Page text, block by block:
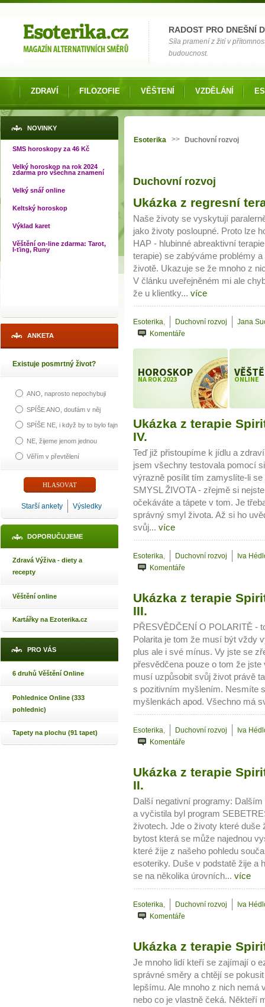
RADOST PRO DNEŠNÍ
Síla pramení z žití v
budoucnost.
ZDRAVÍ FILOZOFIE VĚŠTENÍ VZDĚLÁNÍ
NOVINKY
SMS horoskopy za 46 Kč
Velký horoskop na rok 2024
zdarma pro všechna znamení
Velký snář online
Keltský horoskop
Výklad karet
Věštění on-line zdarma: Tarot,
I-ťing, Runy
ANKETA
Existuje posmrtný život?
ANO, naprosto nepochybuji
SPÍŠE ANO, doufám v něj
SPÍŠE NE, i když by to bylo fajn
NE, žijeme jenom jednou
Věřím v převtělení
Starší ankety Výsledky
DOPORUČUJEME
Zdravá Výživa - diety a
recepty
Věštění online
Kartářky na Ezoterika.cz
PRO VÁS
6 druhů Věštění Online
Pohlednice Online (333
pohlednic)
Tapety na plochu (91 tapet)
Esoterika >> Duchovní rozvoj
Duchovní rozvoj
Ukázka z regresní
Naše životy se vyskytují
jako životy posloupné. Proto lze
HAP - hlubinné abreaktivní
terapie) se zabýváme problémy
životě. Ukazuje se že mnoho z
V článku uveřejněném mi ale
že u klientky... více
Esoterika, Duchovní rozvoj
Jana
Komentáře
HOROSKOP
NA ROK 2023 ONLINE
Ukázka z terapie
IV.
Teď již přistoupíme k jídlu a
jsem všechny testovala pomocí
výrazně posílit tím zamyslíte-li
SMYSL ŽIVOTA - zřejmě si
očekáváte a tápete v tom. Je
správný smyl života. Až si ho
svůj... více
Esoterika, Duchovní rozvoj
Iva
Komentáře
Ukázka z terapie
III.
PŘESVĚDČENÍ O POLARITĚ -
Polarita je tom že musí být vždy
plus ale i své mínus. Vy jste se
přesvědčena pouze o tom že
musí uzpůsobit svůj život právě
s pozitivním myšlením. Nesmíte
myšlenkách apod. Všechno má
Esoterika, Duchovní rozvoj
Iva
Komentáře
Ukázka z terapie
II.
Další negativní programy:
a vyčistila byl program
životech. Jde o životy které
bytost která se může najednou
které žije z našeho pohledu
esoteriky. Duše v podstatě žije a
se na několika úrovních... více
Esoterika, Duchovní rozvoj
Iva
Komentáře
Ukázka z terapie
Je mnoho lidí kteří se zajímají o
správné směry a chtějí se
lepšímu. Ale mnoho z nich nemá
nebo co je vlastně čeká. Někteří